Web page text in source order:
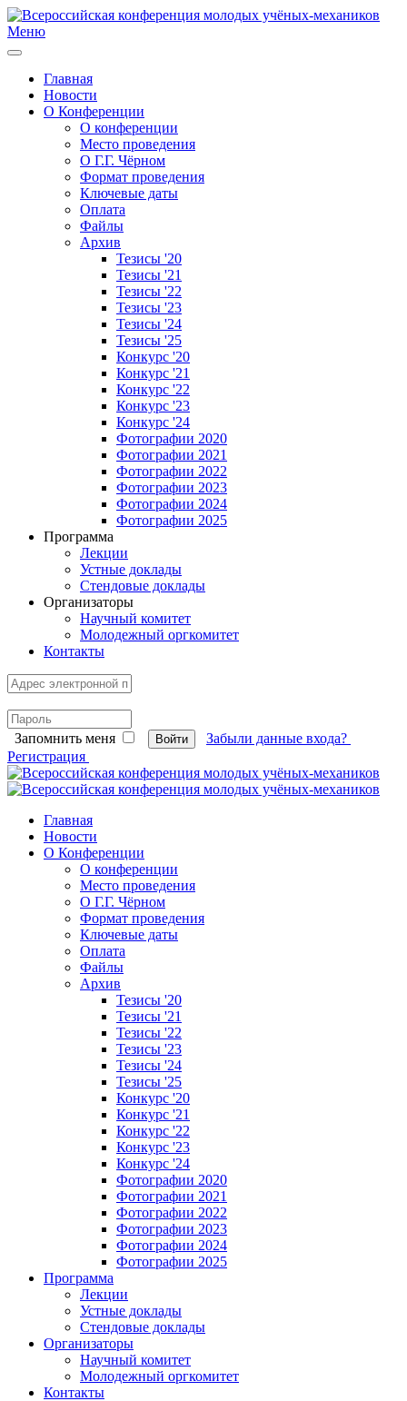
Меню
Главная
Новости
О Конференции
О конференции
Место проведения
О Г.Г. Чёрном
Формат проведения
Ключевые даты
Оплата
Файлы
Архив
Тезисы '20
Тезисы '21
Тезисы '22
Тезисы '23
Тезисы '24
Тезисы '25
Конкурс '20
Конкурс '21
Конкурс '22
Конкурс '23
Конкурс '24
Фотографии 2020
Фотографии 2021
Фотографии 2022
Фотографии 2023
Фотографии 2024
Фотографии 2025
Программа
Лекции
Устные доклады
Стендовые доклады
Организаторы
Научный комитет
Молодежный оргкомитет
Контакты
Запомнить меня Войти
Забыли данные входа?
Регистрация
Главная
Новости
О Конференции
О конференции
Место проведения
О Г.Г. Чёрном
Формат проведения
Ключевые даты
Оплата
Файлы
Архив
Тезисы '20
Тезисы '21
Тезисы '22
Тезисы '23
Тезисы '24
Тезисы '25
Конкурс '20
Конкурс '21
Конкурс '22
Конкурс '23
Конкурс '24
Фотографии 2020
Фотографии 2021
Фотографии 2022
Фотографии 2023
Фотографии 2024
Фотографии 2025
Программа
Лекции
Устные доклады
Стендовые доклады
Организаторы
Научный комитет
Молодежный оргкомитет
Контакты